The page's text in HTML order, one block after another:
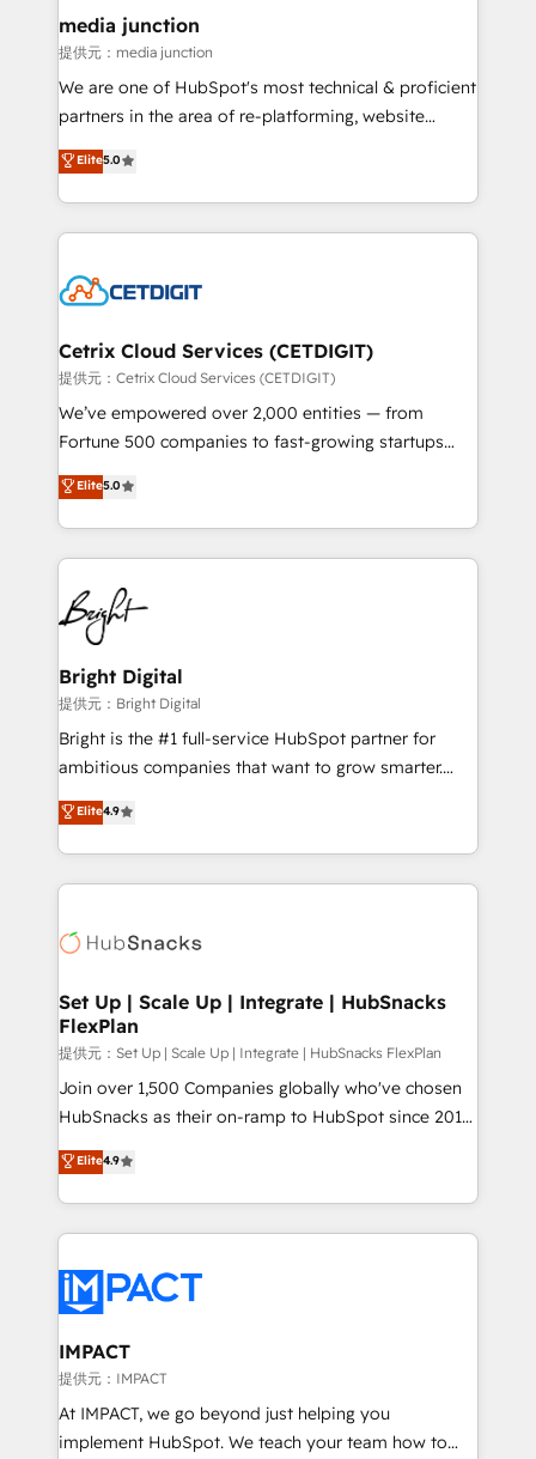
Mexico, USA, and Portugal—we've executed over a
hundred successful operations. Our approach,
rooted in RevOps principles, integrates analysis,
training, planning, and qualification. Leveraging
inbound marketing tactics, we focus on
understanding, nurturing, and converting leads.
competitive market.
media junction
提供元：media junction
We are one of HubSpot's most technical & proficient
partners in the area of re-platforming, website
design & development. We specialize in multi-hub
implementations for mid-market & enterprise
companies. We are woman-owned, powered by
coffee, and we ❤️ dogs. We produce award-winning
Impact Award 🏆2022 Technical Expertise Impact
Award 🏆2020 Elite Solutions Partner 🏆2019
Integrations HubSpot Impact Award 🏆2019
Marketing Enablement HubSpot Impact Award 🏆
2018 Website Design HubSpot Impact Award 🏆2017
Growth-Driven Design Agency of the Year 🏆2016
Sales Enablement HubSpot Impact Award 🏆2015
HubSpot COS Performance Award 🏆2014 HubSpot
COS Design Award 🏆2013 HubSpot Marketplace
Partner 📆Founded in 1997
Elite5.0
Cetrix Cloud Services (CETDIGIT)
提供元：Cetrix Cloud Services (CETDIGIT)
We’ve empowered over 2,000 entities — from
Fortune 500 companies to fast-growing startups
and nonprofits — to streamline operations, scale
revenue, and unlock the full potential of HubSpot.
With deep technical and industry expertise, we fuse
automation, integration, and AI innovation to deliver
lasting impact. We specialize in: • Turnkey and end-
to-end HubSpot implementations • Onboarding for
Sales, Service, Marketing & Content Hubs • AI voice
and chat agents, predictive automation, and smart
workflows • Salesforce + HubSpot integration •
RevOps and AI-driven sales enablement • Website
design and CMS development • ERP integration: SAP,
and CRM migration from any platform •
Client/member portals built on HubSpot • Custom
WooCommerce, BuilderTrend, and more Experience
the difference — reach out to see how AI + HubSpot
Elite5.0
Bright Digital
提供元：Bright Digital
Bright is the #1 full-service HubSpot partner for
ambitious companies that want to grow smarter.
From HubSpot onboarding, to training, from
developing a new website to lead generation and
digital marketing; we do it all (and with great
results)! In short, our services include: - HubSpot
HubSpot development: websites, custom modules,
marketing, advertising, campaigns, content and
design We connect people, data and technology to
improve customer experiences. With our bright
people, exciting ideas and can-do mentality, we
ensure revenue growth on a daily basis. So tell us
team of 100+ experts is ready for you! Driving digital
growth | www.brightdigital.com
Elite4.9
Set Up | Scale Up | Integrate | HubSnacks
FlexPlan
提供元：Set Up | Scale Up | Integrate | HubSnacks FlexPlan
Join over 1,500 Companies globally who've chosen
HubSnacks as their on-ramp to HubSpot since 2014
Simple pay-as-you-go plans that accelerate value...
1️⃣ Set Up | Onboarding New or Check-fixing existing
HubSpot portals 2️⃣ Scale Up | 100% HubSpot Task
Execution... Global 24/7 ... All Experts 3️⃣ Integrate |
Slash months from your API Integration project... ⬅️
Click "Contact Business" ⬅️ to access 150+ Kickstart
Integration templates that put HubSpot in the center
of your tech stack, syncing... 🛍️ Shopify or
WooCommerce 💲 Stripe or Paypal 💰 Sage or
Netsuite 🤖 Google or Microsoft ✍️ DocuSign or
Elite4.9
IMPACT
提供元：IMPACT
At IMPACT, we go beyond just helping you
implement HubSpot. We teach your team how to